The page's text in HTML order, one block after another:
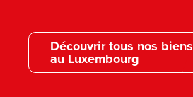
Surfaces commerciales
Nos réalisations
Nos offres d’emploi
Mons-Lez-Liège (4400)
Petit-Rechain (4800)
Découvrir tous nos biens
au Luxembourg